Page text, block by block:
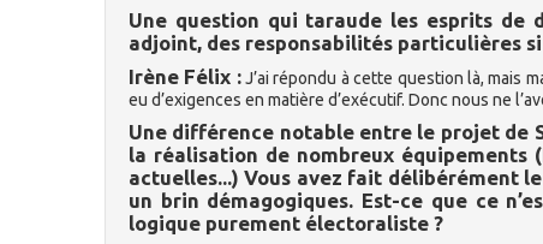
Une question qui taraude les esprits de
adjoint, des responsabilités particulières si
Irène Félix :J’ai répondu à cette question là, mais
eu d’exigences en matière d’exécutif. Donc nous ne
Une différence notable entre le projet de
la réalisation de nombreux équipements
actuelles...) Vous avez fait délibérément
un brin démagogiques. Est-ce que ce
logique purement électoraliste ?